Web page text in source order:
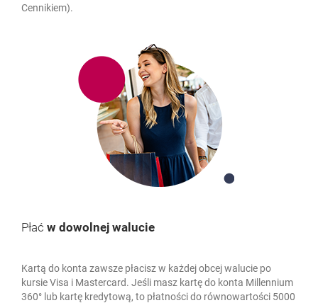
Cennikiem).
Płać w dowolnej walucie
Kartą do konta zawsze płacisz w każdej obcej walucie po
kursie Visa i Mastercard. Jeśli masz kartę do konta Millennium
360° lub kartę kredytową, to płatności do równowartości 5000